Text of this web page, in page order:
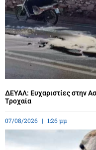
ΔΕΥΑΛ: Ευχαριστίες στην
Τροχαία
07/08/2026 1:26 μμ